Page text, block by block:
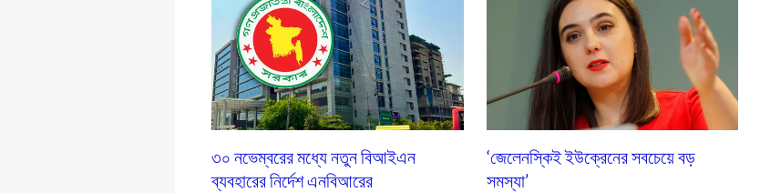
৩০ নভেম্বরের মধ্যে নতুন বিআইএন
ব্যবহারের নির্দেশ এনবিআরের
‘জেলেনস্কিই ইউক্রেনের সবচেয়ে বড়
সমস্যা’